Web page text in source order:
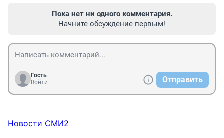
Пока нет ни одного комментария.
Начните обсуждение первым!
Гость
Войти
Отправить
Новости СМИ2